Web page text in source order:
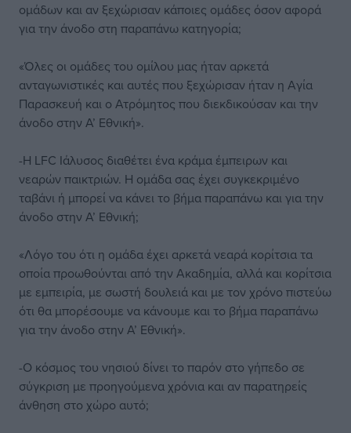
ομάδων και αν ξεχώρισαν κάποιες ομάδες όσον αφορά
για την άνοδο στη παραπάνω κατηγορία;
«Όλες οι ομάδες του ομίλου μας ήταν αρκετά
ανταγωνιστικές και αυτές που ξεχώρισαν ήταν η Αγία
Παρασκευή και ο Ατρόμητος που διεκδικούσαν και την
άνοδο στην Α’ Εθνική».
-Η LFC Ιάλυσος διαθέτει ένα κράμα έμπειρων και
νεαρών παικτριών. Η ομάδα σας έχει συγκεκριμένο
ταβάνι ή μπορεί να κάνει το βήμα παραπάνω και για την
άνοδο στην Α’ Εθνική;
«Λόγο του ότι η ομάδα έχει αρκετά νεαρά κορίτσια τα
οποία προωθούνται από την Ακαδημία, αλλά και κορίτσια
με εμπειρία, με σωστή δουλειά και με τον χρόνο πιστεύω
ότι θα μπορέσουμε να κάνουμε και το βήμα παραπάνω
για την άνοδο στην Α’ Εθνική».
-Ο κόσμος του νησιού δίνει το παρόν στο γήπεδο σε
σύγκριση με προηγούμενα χρόνια και αν παρατηρείς
άνθηση στο χώρο αυτό;